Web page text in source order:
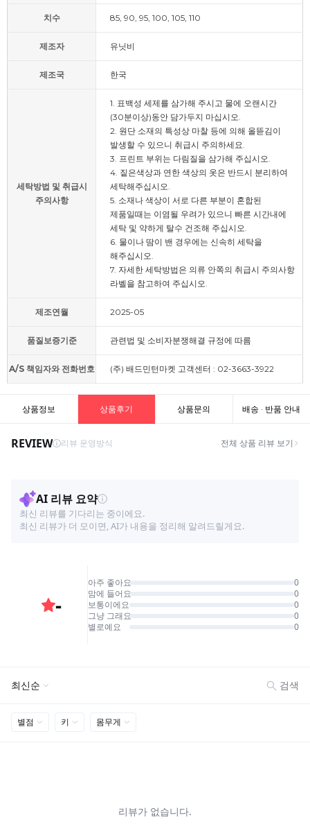
치수 85, 90, 95, 100, 105, 110
제조자 유닛비
제조국 한국
세탁방법 및 취급시
주의사항
1. 표백성 세제를 삼가해 주시고 물에 오랜시간
(30분이상)동안 담가두지 마십시오.
2. 원단 소재의 특성상 마찰 등에 의해 올뜯김이
발생할 수 있으니 취급시 주의하세요.
3. 프린트 부위는 다림질을 삼가해 주십시오.
4. 짙은색상과 연한 색상의 옷은 반드시 분리하여
세탁해주십시오.
5. 소재나 색상이 서로 다른 부분이 혼합된
제품일때는 이염될 우려가 있으니 빠른 시간내에
세탁 및 약하게 탈수 건조해 주십시오.
6. 물이나 땀이 밴 경우에는 신속히 세탁을
해주십시오.
7. 자세한 세탁방법은 의류 안쪽의 취급시 주의사항
라벨을 참고하여 주십시오.
제조연월 2025-05
품질보증기준 관련법 및 소비자분쟁해결 규정에 따름
A/S 책임자와 전화번호 (주) 배드민턴마켓 고객센터 : 02-3663-3922
상품정보 상품후기 상품문의 배송 · 반품 안내